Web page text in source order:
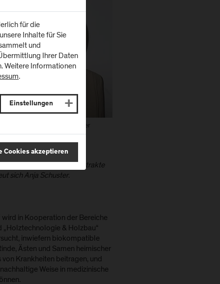
Anja Schuster, Senior Researcher
Analytik
die Verwendung der Extrakte
sich Anja Schuster.
in Kooperation der Bereiche
„Holztechnologie & Holzbau“
inwiefern biokompatible
Ästen und Samen heimischer
Krankheiten beitragen, und
Weise in medizinische
für die
Inhalte für Sie
und
Ihrer Daten
Weitere Informationen
.
Einstellungen
Cookies akzeptieren